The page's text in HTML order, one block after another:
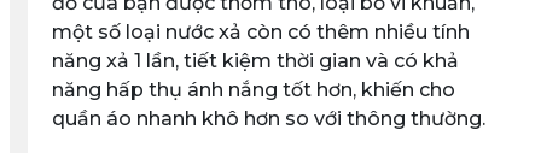
một số loại nước xả còn có thêm nhiều tính
năng xả 1 lần, tiết kiệm thời gian và có khả
năng hấp thụ ánh nắng tốt hơn, khiến cho
quần áo nhanh khô hơn so với thông thường.